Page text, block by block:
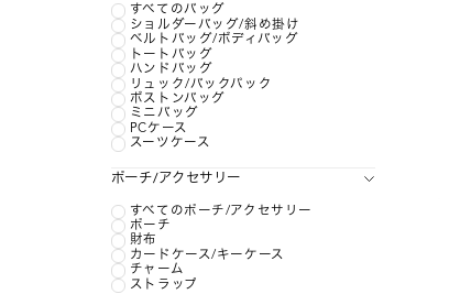
すべてのバッグ
ショルダーバッグ/斜め掛け
ベルトバッグ/ボディバッグ
トートバッグ
ハンドバッグ
リュック/バックパック
ボストンバッグ
ミニバッグ
PCケース
スーツケース
ポーチ/アクセサリー
すべてのポーチ/アクセサリー
ポーチ
財布
カードケース/キーケース
チャーム
ストラップ